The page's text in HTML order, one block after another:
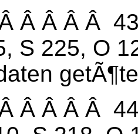
Â Â Â Â
S 225, O
Â Â Â Â